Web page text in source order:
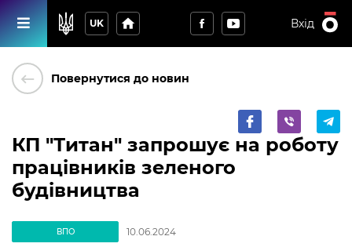
UK home Вхід
keyboard_backspace Повернутися до новин
КП "Титан" запрошує на роботу
працівників зеленого
будівництва
ВПО 10.06.2024